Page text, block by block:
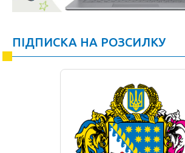
ПІДПИСКА НА РОЗСИЛКУ